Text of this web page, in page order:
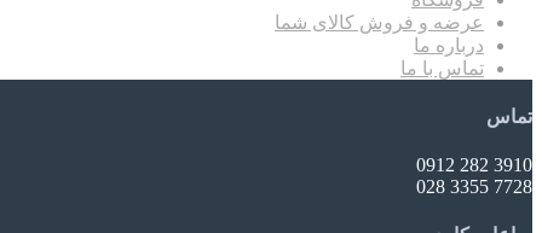
عرضه و فروش کالای شما
درباره ما
تماس با ما
تماس
3910 282 0912
7728 3355 028